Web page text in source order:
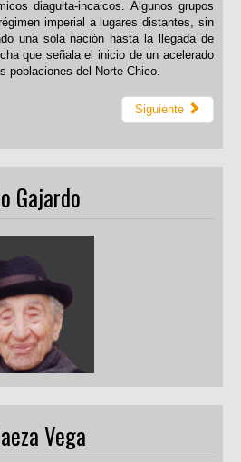
diaguita-incaicos. Algunos grupos
imperial a lugares distantes, sin
una sola nación hasta la llegada de
que señala el inicio de un acelerado
poblaciones del Norte Chico.
Siguiente
Gajardo
Vega